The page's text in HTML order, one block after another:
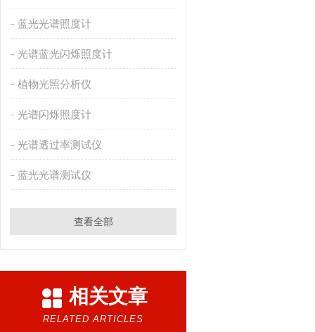
蓝光光谱照度计
光谱蓝光闪烁照度计
植物光照分析仪
光谱闪烁照度计
光谱透过率测试仪
蓝光光谱测试仪
查看全部
相关文章
RELATED ARTICLES